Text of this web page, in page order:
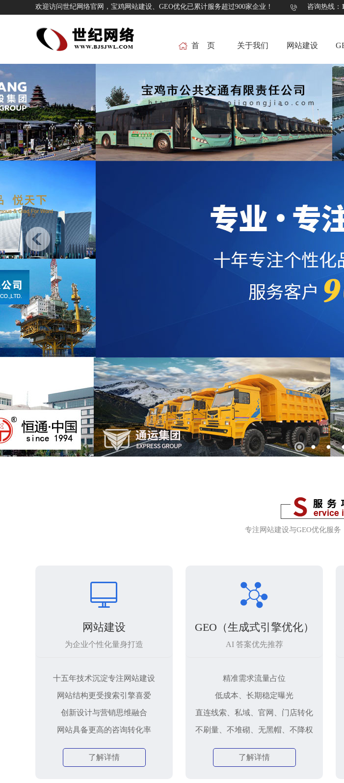
欢迎访问世纪网络官网，宝鸡网站建设、GEO优化已累计服务超过900家企业！ 咨询热线：
首 页 关于我们 网站建设
1 2 3
专注网站建设与GEO优化服务

网站建设
为企业个性化量身打造
十五年技术沉淀专注网站建设
网站结构更受搜索引擎喜爱
创新设计与营销思维融合
网站具备更高的咨询转化率
了解详情

GEO（生成式引擎优化）
AI 答案优先推荐
精准需求流量占位
低成本、长期稳定曝光
直连线索、私域、官网、门店转化
不刷量、不堆砌、无黑帽、不降权
了解详情